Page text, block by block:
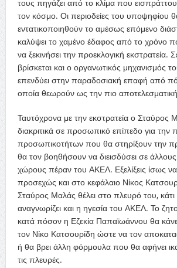
τους πηγάζει από το κλίμα που
τον κόσμο. Οι περιοδείες του υποψηφίου
εντατικοποιηθούν το αμέσως επόμενο
καλύψει το χαμένο έδαφος από το χρόνο
να ξεκινήσει την προεκλογική εκστρατεία.
βρίσκεται και ο οργανωτικός μηχανισμός
επενδύει στην παραδοσιακή επαφή από
οποία θεωρούν ως την πιο
Ταυτόχρονα με την εκστρατεία ο Σταύρος
διακριτικά σε προσωπικό επίπεδο για την
προσωπικοτήτων που θα στηρίξουν την
θα τον βοηθήσουν να διεισδύσει σε άλλους
χώρους πέραν του ΑΚΕΛ. Εξελίξεις ίσως
προσεχώς και στο κεφάλαιο Νίκος
Σταύρος Μαλάς θέλει στο πλευρό του,
αναγνωρίζει και η ηγεσία του ΑΚΕΛ. Το
κατά πόσον η Εζεκία Παπαϊωάννου θα
τον Νίκο Κατσουρίδη ώστε να τον
ή θα βρει άλλη φόρμουλα που θα αφήνει
τις πλευρές.